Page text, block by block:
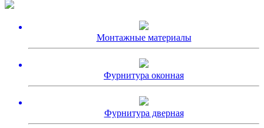
Монтажные материалы
Фурнитура оконная
Фурнитура дверная